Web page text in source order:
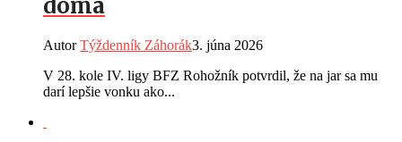
doma
AutorTýždenník Záhorák3. júna 2026
V 28. kole IV. ligy BFZ Rohožník potvrdil, že na jar sa mu
darí lepšie vonku ako...